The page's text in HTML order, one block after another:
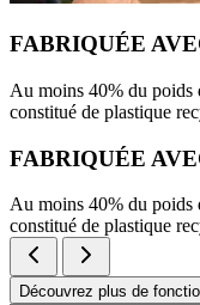
FABRIQUÉE
Au moins 40% du poids
constitué de plastique
FABRIQUÉE
Au moins 40% du poids
constitué de plastique
Découvrez plus de